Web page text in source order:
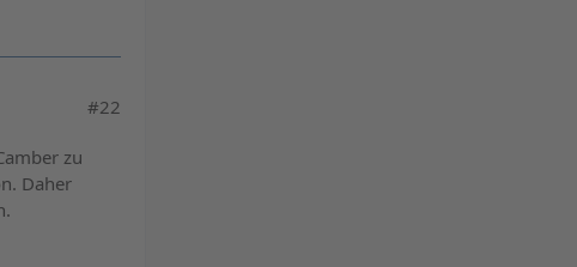
#22
zu
Daher